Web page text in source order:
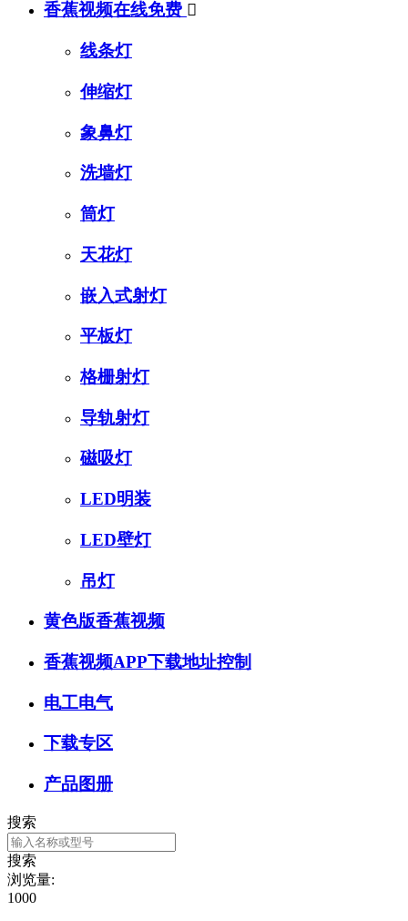
香蕉视频在线免费 
线条灯
伸缩灯
象鼻灯
洗墙灯
筒灯
天花灯
嵌入式射灯
平板灯
格栅射灯
导轨射灯
磁吸灯
LED明装
LED壁灯
吊灯
黄色版香蕉视频
香蕉视频APP下载地址控制
电工电气
下载专区
产品图册
搜索
搜索
浏览量:
1000